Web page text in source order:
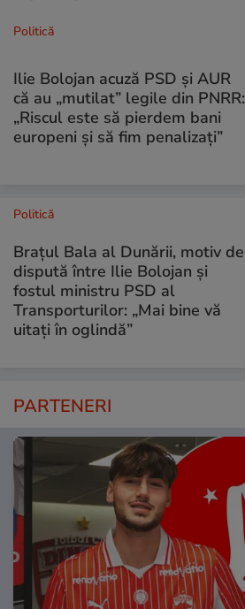
Politică
Ilie Bolojan acuză PSD și AUR
că au „mutilat” legile din PNRR:
„Riscul este să pierdem bani
europeni și să fim penalizați”
Politică
Brațul Bala al Dunării, motiv de
dispută între Ilie Bolojan și
fostul ministru PSD al
Transporturilor: „Mai bine vă
uitați în oglindă”
PARTENERI